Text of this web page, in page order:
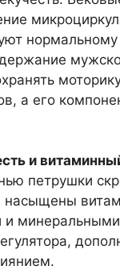
а его
и
петрушки
насыщены
минеральными